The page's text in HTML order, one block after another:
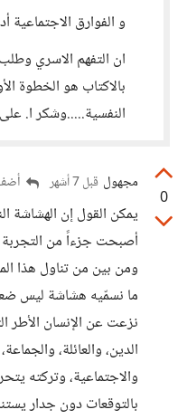
و الفوارق
ان التفهم الاسري
بالاكتاب هو الخطوة
النفسية.....وشكر ا.
0
مجهول قبل 7 أشهر
يمكن القول إن الهشاشة
أصبحت جزءاً من التجربة
ومن بين من تناول هذا
ما نسمّيه هشاشة ليس
نزعت عن الإنسان الأطر
الدين، والعائلة،
والاجتماعية، وتركته
بالتوقعات دون جدار